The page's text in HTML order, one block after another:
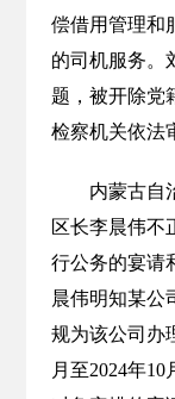
偿借用管理和
的司机服务。
题，被开除党
检察机关依法
内蒙古自治
区长李晨伟不
行公务的宴请
晨伟明知某公
规为该公司办
月至2024年